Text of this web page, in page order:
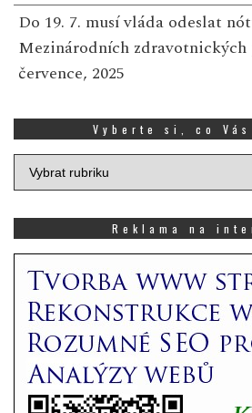
Do 19. 7. musí vláda odeslat
Mezinárodních zdravotnických
července, 2025
Vyberte si, co Vás
Vyberte
si,
zajímá
Reklama na